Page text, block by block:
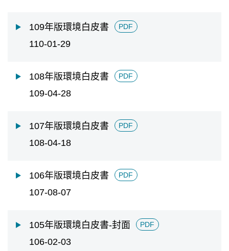
109年版環境白皮書 PDF
110-01-29
108年版環境白皮書 PDF
109-04-28
107年版環境白皮書 PDF
108-04-18
106年版環境白皮書 PDF
107-08-07
105年版環境白皮書-封面 PDF
106-02-03